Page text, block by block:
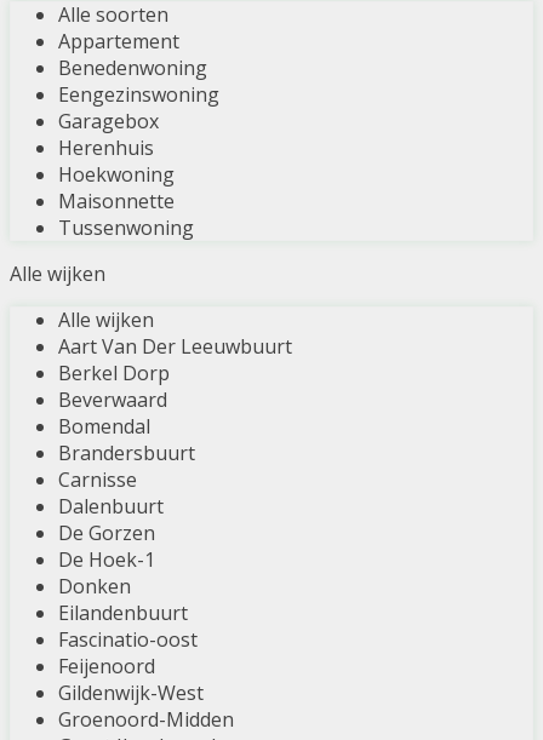
Alle soorten
Appartement
Benedenwoning
Eengezinswoning
Garagebox
Herenhuis
Hoekwoning
Maisonnette
Tussenwoning
Alle wijken
Alle wijken
Aart Van Der Leeuwbuurt
Berkel Dorp
Beverwaard
Bomendal
Brandersbuurt
Carnisse
Dalenbuurt
De Gorzen
De Hoek-1
Donken
Eilandenbuurt
Fascinatio-oost
Feijenoord
Gildenwijk-West
Groenoord-Midden